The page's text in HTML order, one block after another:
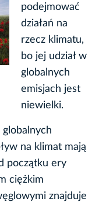
podejmować
działań na
rzecz klimatu,
bo jej udział w
globalnych
emisjach jest
niewielki.
globalnych
na klimat mają
początku ery
ciężkim
znajduje